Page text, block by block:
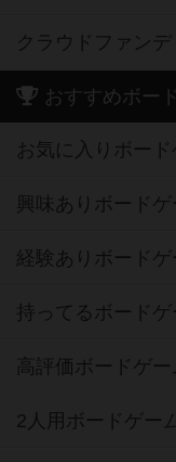
クラウドファン
おすすめボー
お気に入りボー
興味ありボード
経験ありボード
持ってるボード
高評価ボードゲ
2人用ボードゲー